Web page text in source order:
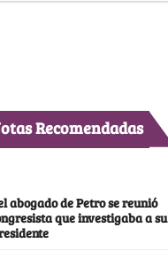
Recomendadas
abogado de Petro se reunió
que investigaba a su